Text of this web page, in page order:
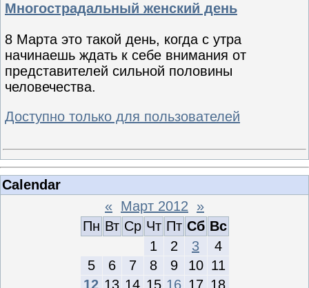
Многострадальный женский день
8 Марта это такой день, когда с утра
начинаешь ждать к себе внимания от
представителей сильной половины
человечества.
Доступно только для пользователей
Calendar
« Март 2012
»
Пн Вт Ср Чт Пт Сб Вс
1
2 3
4
5
6 7 8 9 10 11
12 13 14 15 16 17 18